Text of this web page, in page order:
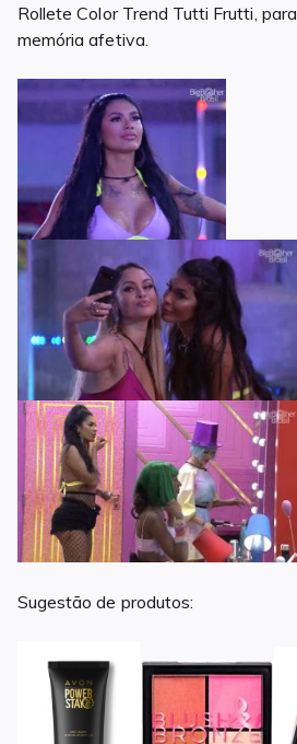
Rollete Color Trend Tutti Frutti,
memória afetiva.
Sugestão de produtos: